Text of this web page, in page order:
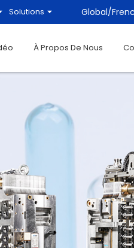
Solutions Global/
À Propos De Nous